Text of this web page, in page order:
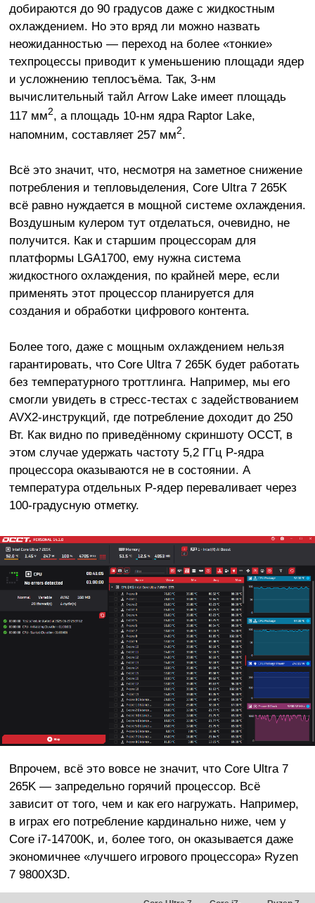
добираются до 90 градусов даже с жидкостным
охлаждением. Но это вряд ли можно назвать
неожиданностью — переход на более «тонкие»
техпроцессы приводит к уменьшению площади ядер
и усложнению теплосъёма. Так, 3-нм
вычислительный тайл Arrow Lake имеет площадь
117 мм2, а площадь 10-нм ядра Raptor Lake,
напомним, составляет 257 мм2.
Всё это значит, что, несмотря на заметное снижение
потребления и тепловыделения, Core Ultra 7 265K
всё равно нуждается в мощной системе охлаждения.
Воздушным кулером тут отделаться, очевидно, не
получится. Как и старшим процессорам для
платформы LGA1700, ему нужна система
жидкостного охлаждения, по крайней мере, если
применять этот процессор планируется для
создания и обработки цифрового контента.
Более того, даже с мощным охлаждением нельзя
гарантировать, что Core Ultra 7 265K будет работать
без температурного троттлинга. Например, мы его
смогли увидеть в стресс-тестах с задействованием
AVX2-инструкций, где потребление доходит до 250
Вт. Как видно по приведённому скриншоту OCCT, в
этом случае удержать частоту 5,2 ГГц P-ядра
процессора оказываются не в состоянии. А
температура отдельных P-ядер переваливает через
100-градусную отметку.
Впрочем, всё это вовсе не значит, что Core Ultra 7
265K — запредельно горячий процессор. Всё
зависит от того, чем и как его нагружать. Например,
в играх его потребление кардинально ниже, чем у
Core i7-14700K, и, более того, он оказывается даже
экономичнее «лучшего игрового процессора» Ryzen
7 9800X3D.